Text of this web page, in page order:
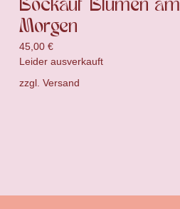
Bockauf Blumen am
Morgen
45,00 €
Leider ausverkauft
zzgl. Versand